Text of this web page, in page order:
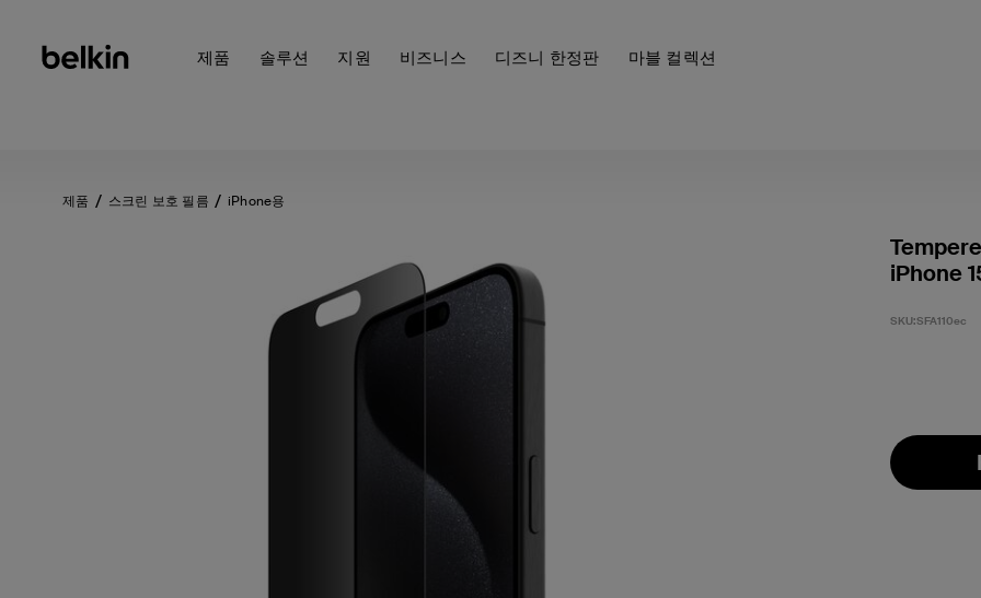
제품 솔루션 지원 비즈니스 디즈니 한정판 마블 컬렉션
제품 스크린 보호 필름 iPhone용
iPhone
SKU:SFA110ec